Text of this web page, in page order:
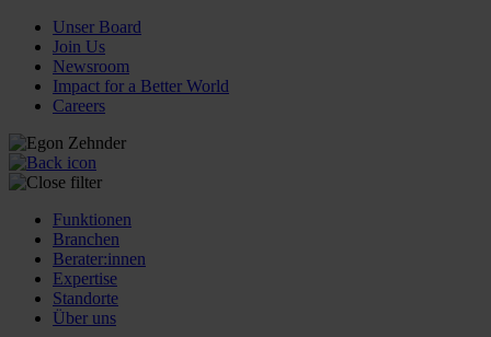
Unser Board
Join Us
Newsroom
Impact for a Better World
Careers
Funktionen
Branchen
Berater:innen
Expertise
Standorte
Über uns